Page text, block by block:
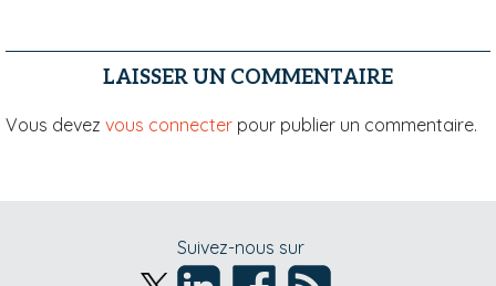
LAISSER UN COMMENTAIRE
Vous devez vous connecter pour publier un commentaire.
Suivez-nous sur